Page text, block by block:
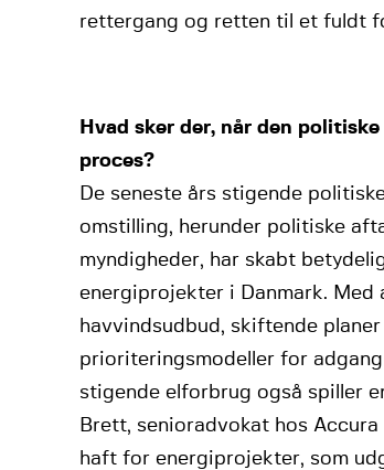
rettergang og retten til et fuldt
Hvad sker der, når den
proces?
De seneste års stigende
omstilling, herunder politiske
myndigheder, har skabt
energiprojekter i Danmark.
havvindsudbud, skiftende
prioriteringsmodeller for
stigende elforbrug også spiller
Brett, senioradvokat hos
haft for energiprojekter, som